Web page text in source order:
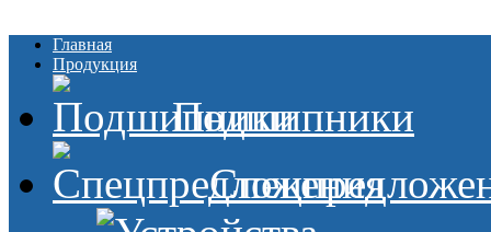
Главная
Продукция
Подшипники